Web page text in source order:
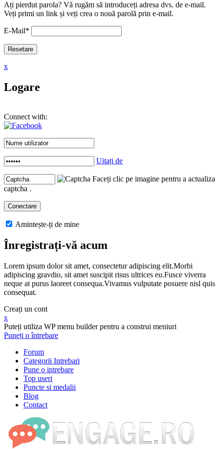
Ați pierdut parola? Vă rugăm să introduceți adresa dvs. de e-mail.
Veți primi un link și veți crea o nouă parolă prin e-mail.
E-Mail*
x
Logare
Connect with:
Uitați de
Faceți clic pe imagine pentru a actualiza
captcha .
Amintește-ți de mine
Înregistrați-vă acum
Lorem ipsum dolor sit amet, consectetur adipiscing elit.Morbi
adipiscing gravdio, sit amet suscipit risus ultrices eu.Fusce viverra
neque at purus laoreet consequa.Vivamus vulputate posuere nisl quis
consequat.
Creați un cont
x
Puteți utiliza WP menu builder pentru a construi meniuri
Puneți o întrebare
Forum
Categorii Intrebari
Pune o intrebare
Top useri
Puncte si medalii
Blog
Contact